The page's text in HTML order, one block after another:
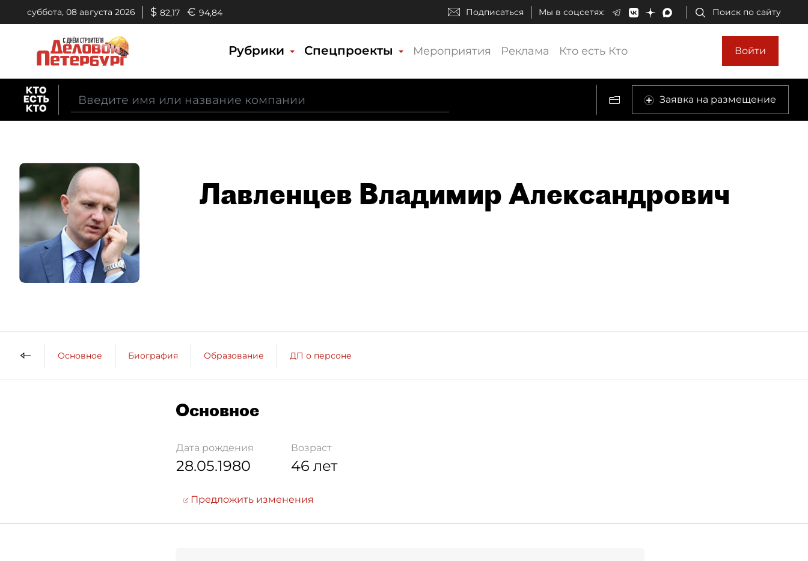
суббота, 08 августа 2026 $ 82,17 € 94,84 Подписаться Мы в соцсетях: Поиск по сайту
Рубрики Спецпроекты Мероприятия Реклама Кто есть Кто Войти
Заявка на размещение
Лавленцев Владимир Александрович
Основное Биография Образование ДП о персоне
Основное
Дата рождения
28.05.1980
Возраст
46 лет
Предложить изменения